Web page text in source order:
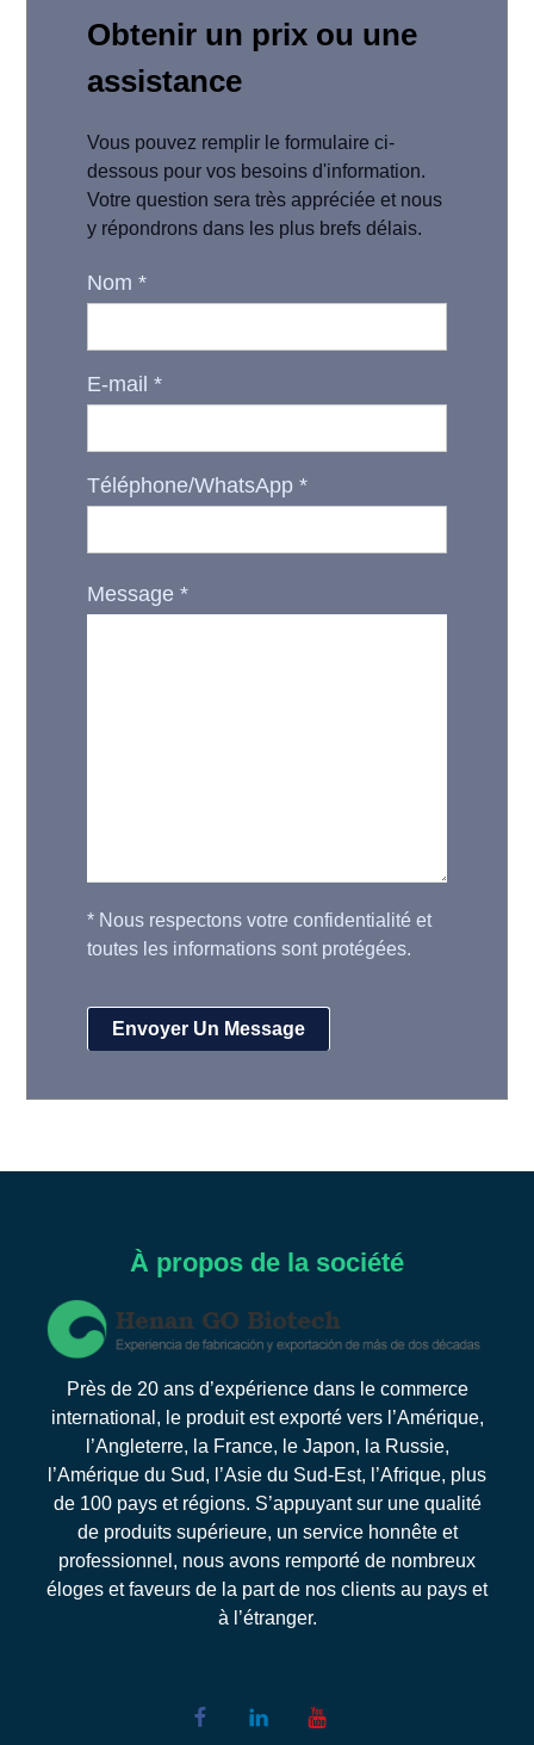
Obtenir un prix ou une
assistance
Vous pouvez remplir le formulaire ci-
dessous pour vos besoins d'information.
Votre question sera très appréciée et nous
y répondrons dans les plus brefs délais.
Nom*
E-mail*
Téléphone/WhatsApp*
Message*
* Nous respectons votre confidentialité et
toutes les informations sont protégées.
À propos de la société
Près de 20 ans d’expérience dans le commerce
international, le produit est exporté vers l’Amérique,
l’Angleterre, la France, le Japon, la Russie,
l’Amérique du Sud, l’Asie du Sud-Est, l’Afrique, plus
de 100 pays et régions. S’appuyant sur une qualité
de produits supérieure, un service honnête et
professionnel, nous avons remporté de nombreux
éloges et faveurs de la part de nos clients au pays et
à l’étranger.